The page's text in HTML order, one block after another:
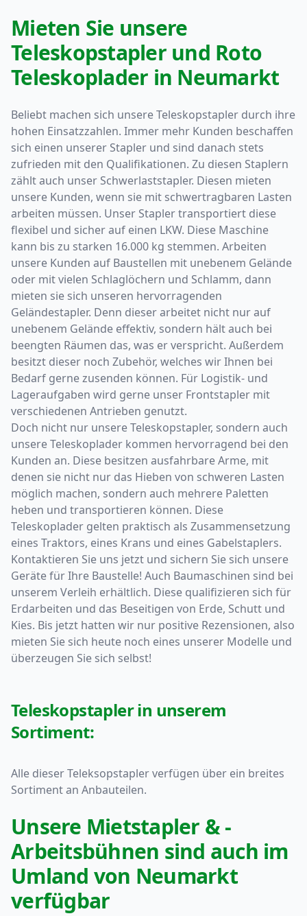
Mieten Sie unsere
Teleskopstapler und Roto
Teleskoplader in Neumarkt
Beliebt machen sich unsere Teleskopstapler durch ihre
hohen Einsatzzahlen. Immer mehr Kunden beschaffen
sich einen unserer Stapler und sind danach stets
zufrieden mit den Qualifikationen. Zu diesen Staplern
zählt auch unser Schwerlaststapler. Diesen mieten
unsere Kunden, wenn sie mit schwertragbaren Lasten
arbeiten müssen. Unser Stapler transportiert diese
flexibel und sicher auf einen LKW. Diese Maschine
kann bis zu starken 16.000 kg stemmen. Arbeiten
unsere Kunden auf Baustellen mit unebenem Gelände
oder mit vielen Schlaglöchern und Schlamm, dann
mieten sie sich unseren hervorragenden
Geländestapler. Denn dieser arbeitet nicht nur auf
unebenem Gelände effektiv, sondern hält auch bei
beengten Räumen das, was er verspricht. Außerdem
besitzt dieser noch Zubehör, welches wir Ihnen bei
Bedarf gerne zusenden können. Für Logistik- und
Lageraufgaben wird gerne unser Frontstapler mit
verschiedenen Antrieben genutzt.
Doch nicht nur unsere Teleskopstapler, sondern auch
unsere Teleskoplader kommen hervorragend bei den
Kunden an. Diese besitzen ausfahrbare Arme, mit
denen sie nicht nur das Hieben von schweren Lasten
möglich machen, sondern auch mehrere Paletten
heben und transportieren können. Diese
Teleskoplader gelten praktisch als Zusammensetzung
eines Traktors, eines Krans und eines Gabelstaplers.
Kontaktieren Sie uns jetzt und sichern Sie sich unsere
Geräte für Ihre Baustelle! Auch Baumaschinen sind bei
unserem Verleih erhältlich. Diese qualifizieren sich für
Erdarbeiten und das Beseitigen von Erde, Schutt und
Kies. Bis jetzt hatten wir nur positive Rezensionen, also
mieten Sie sich heute noch eines unserer Modelle und
überzeugen Sie sich selbst!
Teleskopstapler in unserem
Sortiment:
Alle dieser Teleksopstapler verfügen über ein breites
Sortiment an Anbauteilen.
Unsere Mietstapler & -
Arbeitsbühnen sind auch im
Umland von Neumarkt
verfügbar